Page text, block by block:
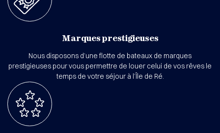
Marques prestigieuses
Nous disposons d’une flotte de bateaux de marques
prestigieuses pour vous permettre de louer celui de vos rêves le
temps de votre séjour à l’Île de Ré.